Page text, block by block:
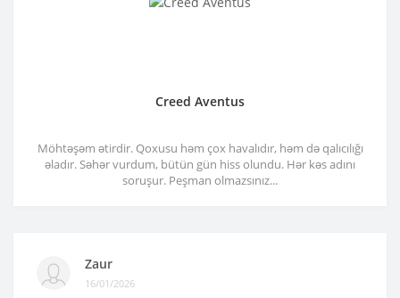
Creed Aventus
Möhtəşəm ətirdir. Qoxusu həm çox havalıdır, həm də qalıcılığı
əladır. Səhər vurdum, bütün gün hiss olundu. Hər kəs adını
soruşur. Peşman olmazsınız...
Zaur
16/01/2026